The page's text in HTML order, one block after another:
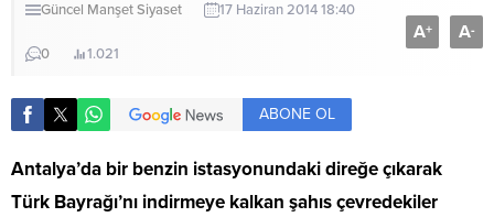
Güncel ManşetSiyaset 17 Haziran 2014 18:40
0 1.021
A+ A-
ABONE OL
Antalya’da bir benzin istasyonundaki direğe çıkarak
Türk Bayrağı’nı indirmeye kalkan şahıs çevredekiler